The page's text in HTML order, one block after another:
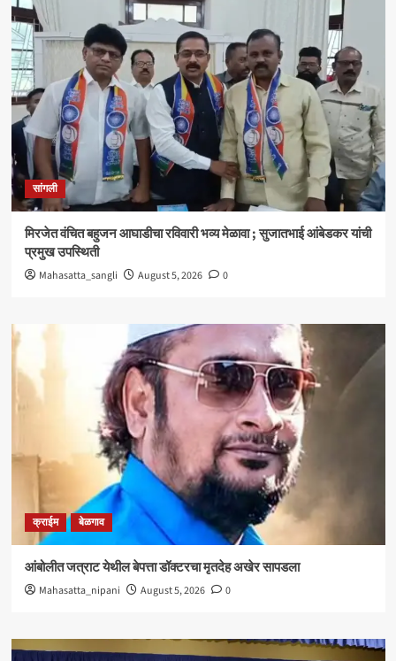
सांगली
मिरजेत वंचित बहुजन आघाडीचा रविवारी भव्य मेळावा ; सुजातभाई आंबेडकर यांची
प्रमुख उपस्थिती
Mahasatta_sangli August 5, 2026 0
क्राईम बेळगाव
आंबोलीत जत्राट येथील बेपत्ता डॉक्टरचा मृतदेह अखेर सापडला
Mahasatta_nipani August 5, 2026 0